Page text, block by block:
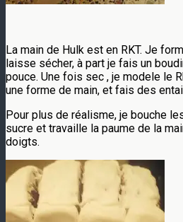
La main de Hulk est en RKT. Je
laisse sécher, à part je fais un
pouce. Une fois sec , je modele le
une forme de main, et fais des
Pour plus de réalisme, je bouche
sucre et travaille la paume de la
doigts.